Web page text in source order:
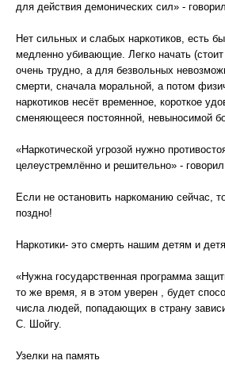
для действия демонических сил» -
Нет сильных и слабых наркотиков, есть
медленно убивающие. Легко начать
очень трудно, а для безвольных
смерти, сначала моральной, а потом
наркотиков несёт временное, короткое
сменяющееся постоянной, невыносимой
«Наркотической угрозой нужно
целеустремлённо и решительно» -
Если не остановить наркоманию сейчас,
поздно!
Наркотики- это смерть нашим детям и
«Нужна государственная программа
то же время, я в этом уверен , будет
числа людей, попадающих в страну
С. Шойгу.
Узелки на память